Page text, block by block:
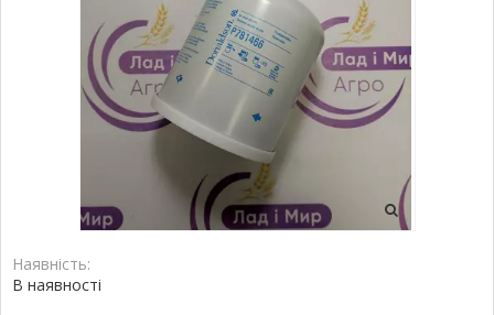
Наявність:
В наявності